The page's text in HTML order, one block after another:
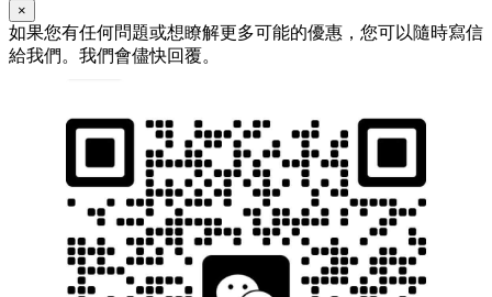
×
如果您有任何問題或想瞭解更多可能的優惠，您可以隨時寫信
給我們。我們會儘快回覆。